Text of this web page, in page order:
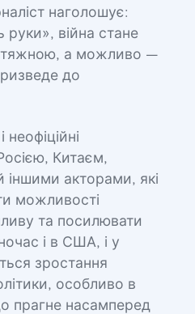
наголошує:
війна стане
а можливо —
до
Китаєм,
іншими акторами, які
можливості
та посилювати
і в США, і у
зростання
особливо в
прагне насамперед